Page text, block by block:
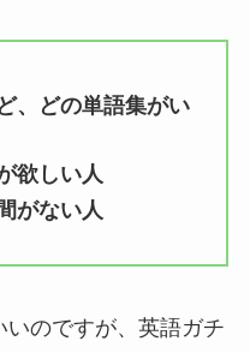
、どの単語集がい
欲しい人
がない人
のですが、英語ガチ